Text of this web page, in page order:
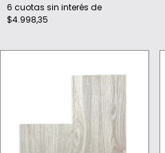
6 cuotas sin interés de
$4.998,35